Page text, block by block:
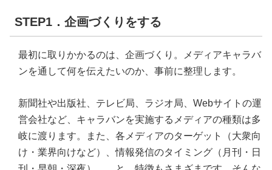
STEP1．企画づくりをする
最初に取りかかるのは、企画づくり。メディアキャラバ
ンを通して何を伝えたいのか、事前に整理します。
新聞社や出版社、テレビ局、ラジオ局、Webサイトの運
営会社など、キャラバンを実施するメディアの種類は多
岐に渡ります。また、各メディアのターゲット（大衆向
け・業界向けなど）、情報発信のタイミング（月刊・日